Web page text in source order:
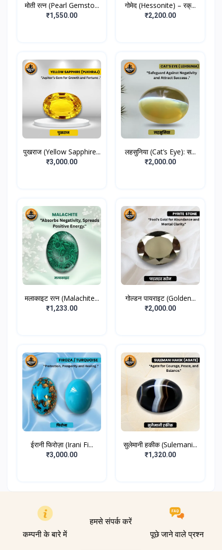
मोती रत्न (Pearl Gemsto...
₹1,550.00
गोमेद (Hessonite) – रक्...
₹2,200.00
पुखराज (Yellow Sapphire...
₹3,000.00
लहसुनिया (Cat’s Eye): स...
₹2,000.00
मलाकाइट रत्न (Malachite...
₹1,233.00
गोल्डन पायराइट (Golden...
₹2,000.00
ईरानी फिरोज़ा (Irani Fi...
₹3,000.00
सुलेमानी हकीक (Sulemani...
₹1,320.00
कम्पनी के बारे में
हमसे संपर्क करें
पूछे जाने वाले प्रश्न